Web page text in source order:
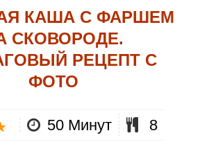
КАША С ФАРШЕМ
СКОВОРОДЕ.
РЕЦЕПТ С
ФОТО
50 Минут 8